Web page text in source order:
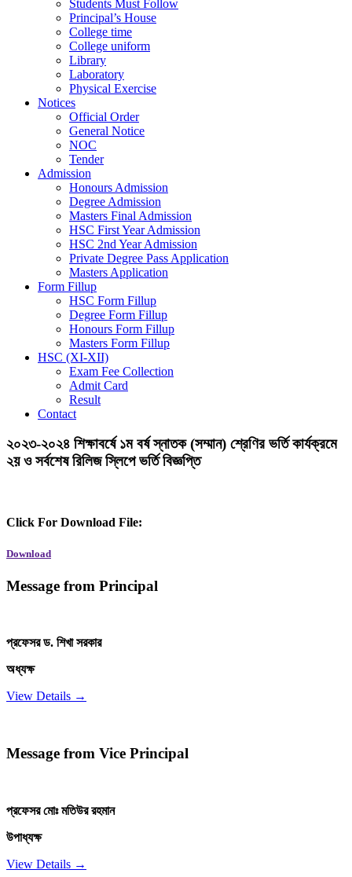
Students Must Follow
Principal’s House
College time
College uniform
Library
Laboratory
Physical Exercise
Notices
Official Order
General Notice
NOC
Tender
Admission
Honours Admission
Degree Admission
Masters Final Admission
HSC First Year Admission
HSC 2nd Year Admission
Private Degree Pass Application
Masters Application
Form Fillup
HSC Form Fillup
Degree Form Fillup
Honours Form Fillup
Masters Form Fillup
HSC (XI-XII)
Exam Fee Collection
Admit Card
Result
Contact
২০২৩-২০২৪ শিক্ষাবর্ষে ১ম বর্ষ স্নাতক (সম্মান) শ্রেণির ভর্তি কার্যক্রমে
২য় ও সর্বশেষ রিলিজ স্লিপে ভর্তি বিজ্ঞপ্তি
Click For Download File:
Download
Message from Principal
প্রফেসর ড. শিখা সরকার
অধ্যক্ষ
View Details →
Message from Vice Principal
প্রফেসর মোঃ মতিউর রহমান
উপাধ্যক্ষ
View Details →